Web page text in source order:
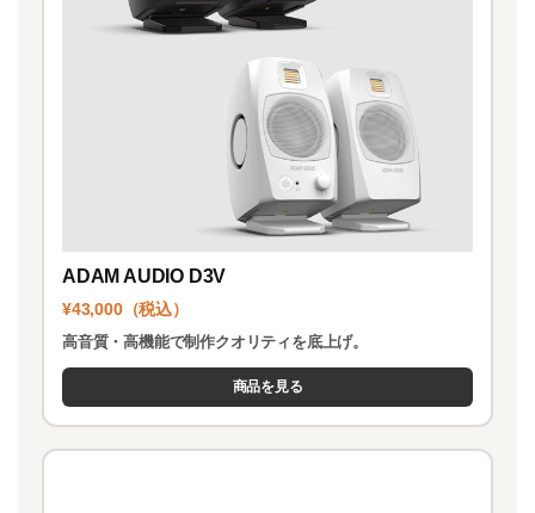
ADAM AUDIO D3V
¥43,000（税込）
高音質・高機能で制作クオリティを底上げ。
商品を見る